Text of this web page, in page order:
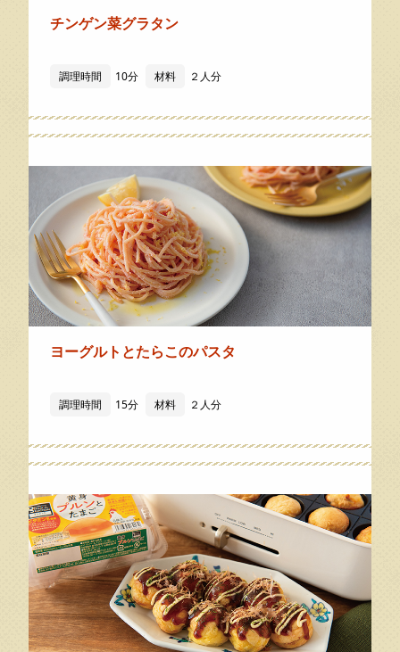
チンゲン菜グラタン
調理時間 10分 材料 ２人分
ヨーグルトとたらこのパスタ
調理時間 15分 材料 ２人分